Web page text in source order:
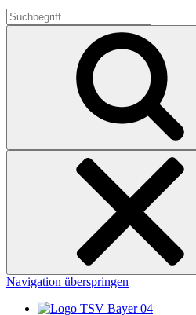
Navigation überspringen